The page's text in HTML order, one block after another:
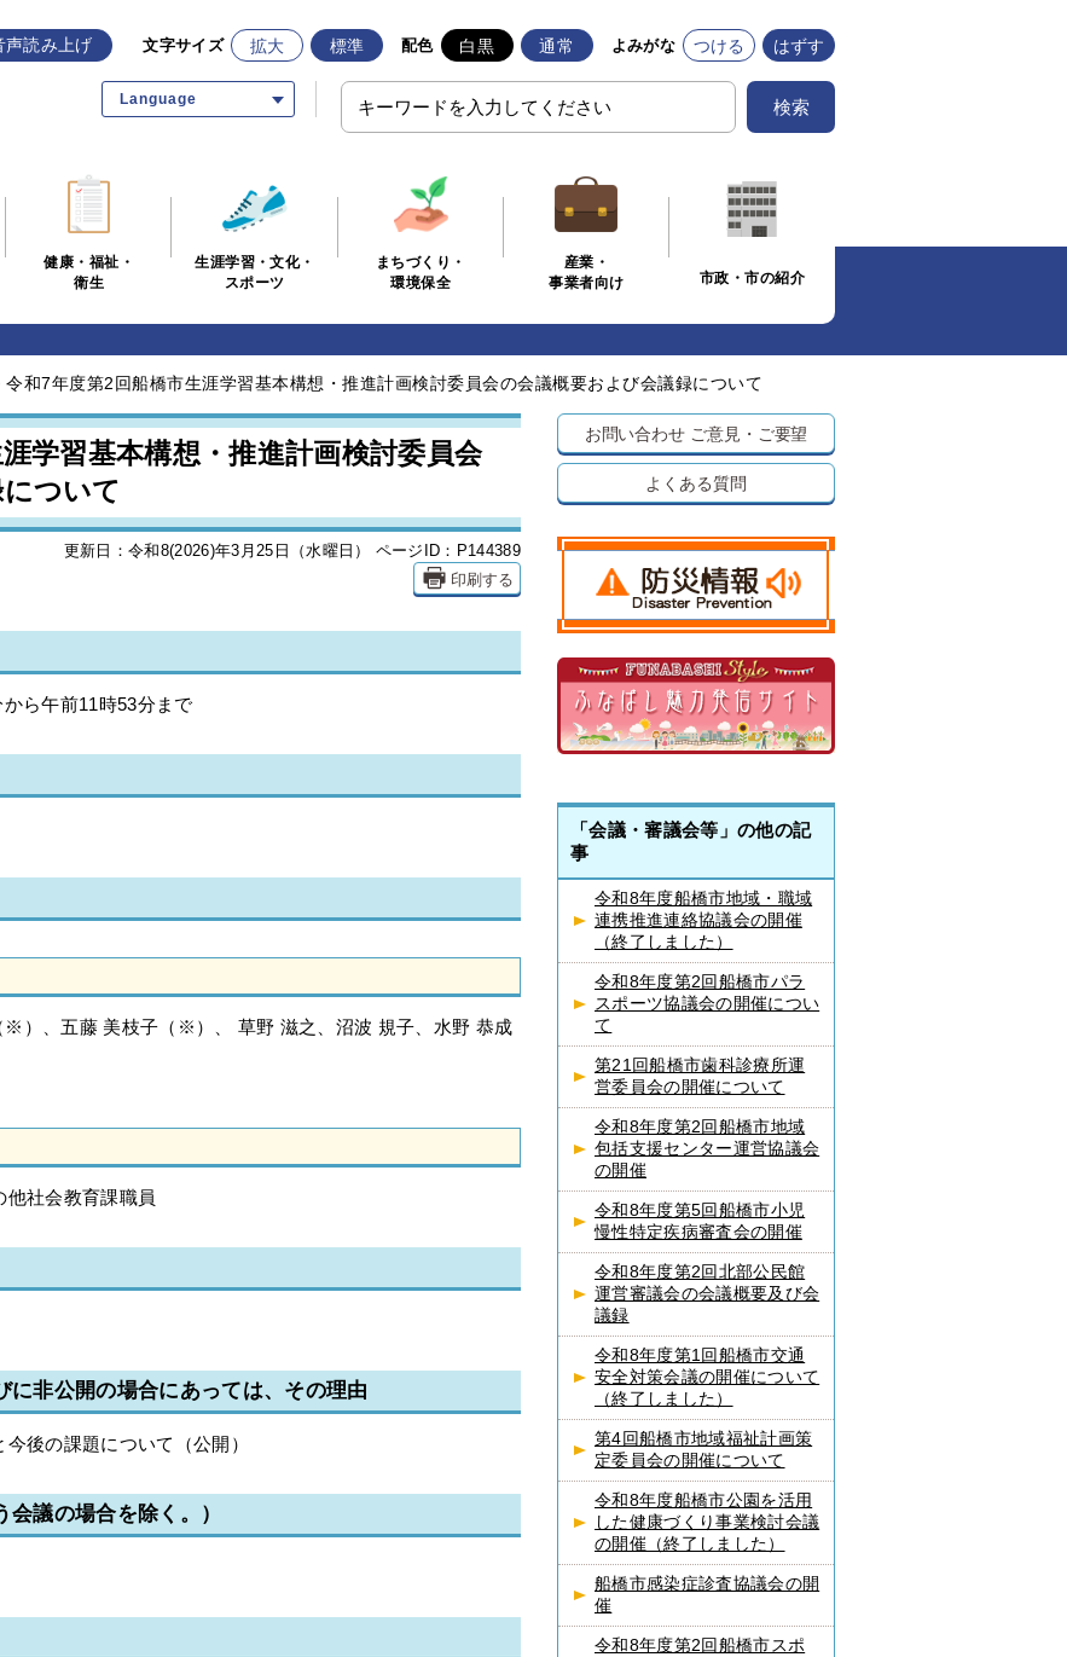
声読み上げ 文字サイズ 拡大 標準 配色 白黒 通常 よみがな つける はずす
Language 検索
健康・福祉・
衛生
生涯学習・文化・
スポーツ
まちづくり・
環境保全
産業・
事業者向け
市政・市の紹介
令和7年度第2回船橋市生涯学習基本構想・推進計画検討委員会の会議概要および会議録について
学習基本構想・推進計画検討委員会
ついて
更新日：令和8(2026)年3月25日（水曜日） ページID：P144389
印刷する
ら午前11時53分まで
）、五藤 美枝子（※）、 草野 滋之、沼波 規子、水野 恭成
社会教育課職員
非公開の場合にあっては、その理由
後の課題について（公開）
議の場合を除く。）
お問い合わせ ご意見・ご要望
よくある質問
「会議・審議会等」の他の記
事
令和8年度船橋市地域・職域
連携推進連絡協議会の開催
（終了しました）
令和8年度第2回船橋市パラ
スポーツ協議会の開催につい
て
第21回船橋市歯科診療所運
営委員会の開催について
令和8年度第2回船橋市地域
包括支援センター運営協議会
の開催
令和8年度第5回船橋市小児
慢性特定疾病審査会の開催
令和8年度第2回北部公民館
運営審議会の会議概要及び会
議録
令和8年度第1回船橋市交通
安全対策会議の開催について
（終了しました）
第4回船橋市地域福祉計画策
定委員会の開催について
令和8年度船橋市公園を活用
した健康づくり事業検討会議
の開催（終了しました）
船橋市感染症診査協議会の開
催
令和8年度第2回船橋市スポ